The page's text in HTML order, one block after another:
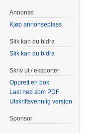
Annonse
Kjøp annonseplass
Slik kan du bidra
Slik kan du bidra
Skriv ut / eksporter
Opprett en bok
Last ned som PDF
Utskriftsvennlig versjon
Sponsor